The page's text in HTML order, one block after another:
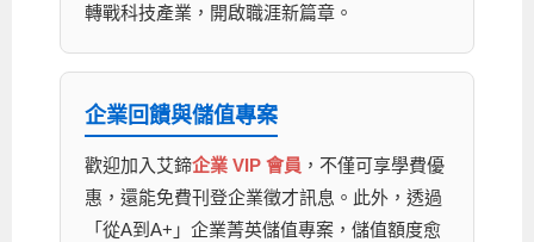
轉戰科技產業，開啟職涯新篇章。
企業回饋與儲值專案
歡迎加入艾鍗企業 VIP 會員 ，不僅可享學費優
惠，還能免費刊登企業徵才訊息。此外，透過
「從A到A+」企業菁英儲值專案，儲值額度愈